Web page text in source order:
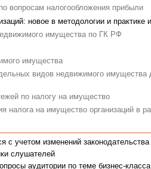
вопросам налогообложения прибыли
новое в методологии и практике
имущества по ГК РФ
имущества
видов недвижимого
по налогу на имущество
налога на имущество организаций в
с учетом изменений законодательства
слушателей
аудитории по теме бизнес-класса